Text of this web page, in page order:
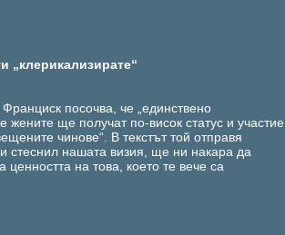
„клерикализирате“
посочва, че „единствено
ще получат по-висок статус и участие
чинове“. В текстът той отправя
стеснил нашата визия, ще ни накара да
на това, което те вече са